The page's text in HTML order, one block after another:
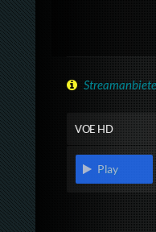
VOE HD
Play